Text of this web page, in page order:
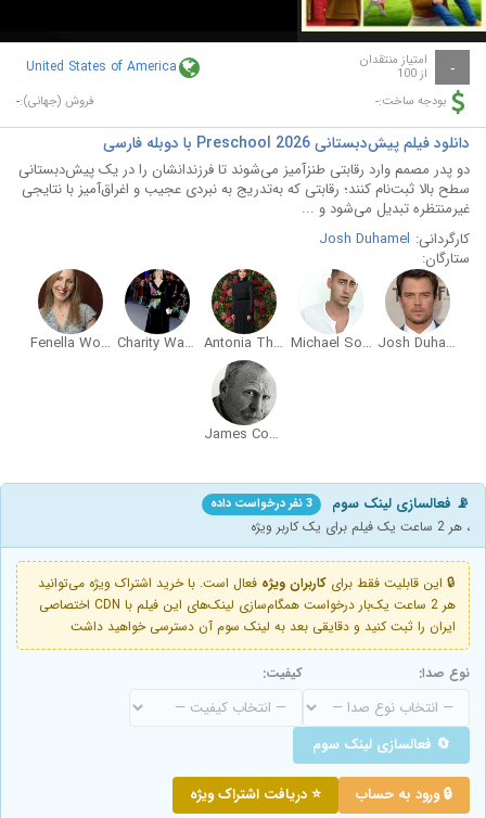
Video
- امتیاز منتقدان
از 100 United States of America
بودجه ساخت:- فروش (جهانی):-
دانلود فیلم پیش‌دبستانی Preschool 2026 با دوبله فارسی
دو پدر مصمم وارد رقابتی طنزآمیز می‌شوند تا فرزندانشان را در یک پیش‌دبستانی
سطح بالا ثبت‌نام کنند؛ رقابتی که به‌تدریج به نبردی عجیب و اغراق‌آمیز با نتایجی
غیرمنتظره تبدیل می‌شود و ...
کارگردانی: Josh Duhamel
ستارگان:
Josh Duhamel
Michael Socha
Antonia Thomas
Charity Wakefield
Fenella Woolgar
James Cosmo
📡 فعالسازی لینک سوم 3 نفر درخواست داده
، هر 2 ساعت یک فیلم برای یک کاربر ویژه
🔒 این قابلیت فقط برای کاربران ویژه فعال است. با خرید اشتراک ویژه می‌توانید
هر 2 ساعت یک‌بار درخواست همگام‌سازی لینک‌های این فیلم با CDN اختصاصی
ایران را ثبت کنید و دقایقی بعد به لینک سوم آن دسترسی خواهید داشت
نوع صدا: کیفیت:
🔄 فعالسازی لینک سوم
🔒 ورود به حساب ⭐ دریافت اشتراک ویژه